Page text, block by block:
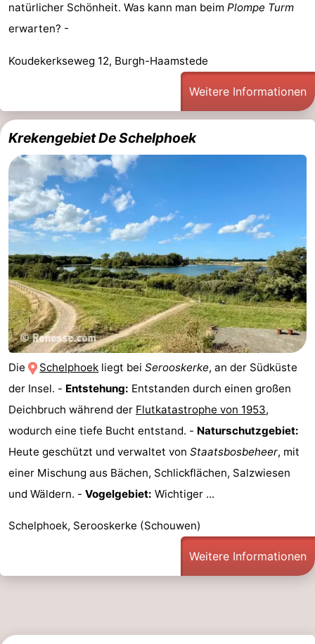
trinken
Praktisch
Forum
-
Reisebuchshop
Medizin
Adressen
Region
Südholland
-
Leiden
Bollenstreek
-
Natur
Hollands
Duin
-
Noordwijk
-
Katwijk
-
Scheveningen
-
Den
Haag
-
Rotterdam
-
natürlicher Schönheit. Was kann man beim Plompe Turm
erwarten? -
Koudekerkseweg 12, Burgh-Haamstede
Weitere Informationen
Krekengebiet De Schelphoek
Die Schelphoek liegt beiSerooskerke, an der Südküste
der Insel. - Entstehung: Entstanden durch einen großen
Deichbruch während der Flutkatastrophe von 1953,
wodurch eine tiefe Bucht entstand. - Naturschutzgebiet:
Heute geschützt und verwaltet von Staatsbosbeheer, mit
einer Mischung aus Bächen, Schlickflächen, Salzwiesen
und Wäldern. - Vogelgebiet: Wichtiger ...
Schelphoek, Serooskerke (Schouwen)
Weitere Informationen